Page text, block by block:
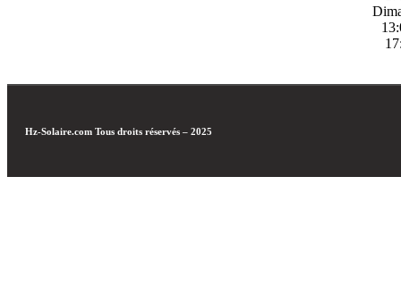
Hz-Solaire.com Tous droits réservés – 2025